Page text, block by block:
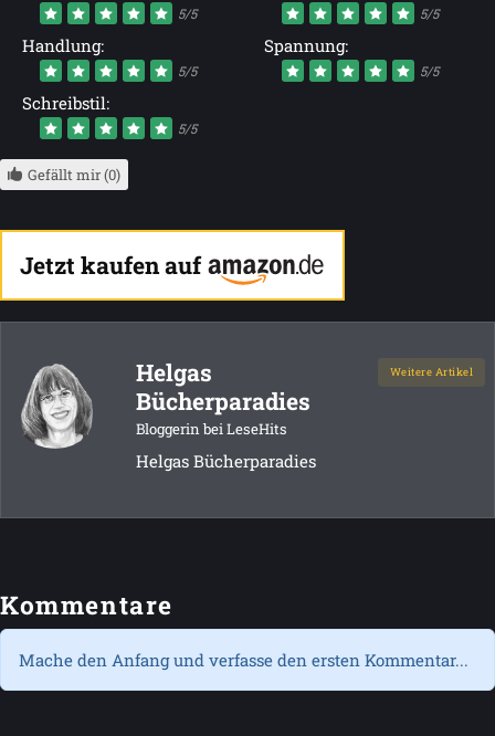
5/5 5/5
Handlung:
5/5
Spannung:
5/5
Schreibstil:
5/5
Gefällt mir (0)
Jetzt kaufen auf
Helgas
Bücherparadies
Bloggerin bei LeseHits
Weitere Artikel
Helgas Bücherparadies
Kommentare
Mache den Anfang und verfasse den ersten Kommentar...